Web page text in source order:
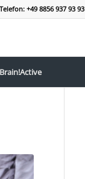
Telefon: +49 8856 937 93 93
Brain!Active